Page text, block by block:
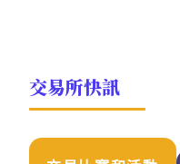
交易所快訊